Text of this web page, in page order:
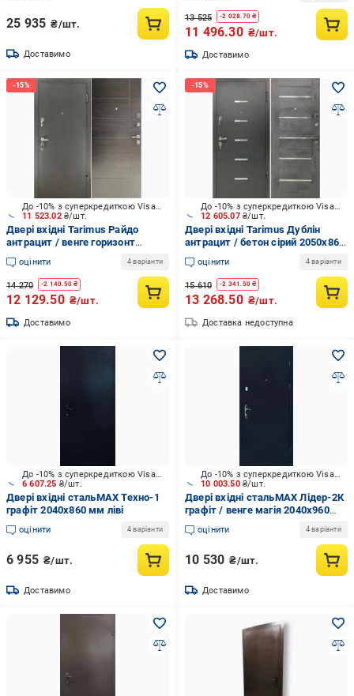
25 935 ₴/шт.
Доставимо
13 525 -2 028.70₴
11 496.30 ₴/шт.
Доставимо
11 523.02 ₴/шт.
До -10% з суперкредиткою Visa Вигода
Двері вхідні Tarimus Райдо
антрацит / венге горизонт
темний 2050х860 мм праві
оцінити 4 варіанти
14 270 -2 140.50 ₴
12 129.50 ₴/шт.
Доставимо
12 605.07 ₴/шт.
До -10% з суперкредиткою Visa Вигода
Двері вхідні Tarimus Дублін
антрацит / бетон сірий 2050х860
мм праві
оцінити 4 варіанти
15 610 -2 341.50₴
13 268.50 ₴/шт.
Доставка недоступна
6 607.25 ₴/шт.
До -10% з суперкредиткою Visa Вигода
Двері вхідні стальMAX Техно-1
графіт 2040х860 мм ліві
оцінити 4 варіанти
6 955 ₴/шт.
Доставимо
10 003.50 ₴/шт.
До -10% з суперкредиткою Visa Вигода
Двері вхідні стальMAX Лідер-2К
графіт / венге магія 2040х960
мм праві
оцінити 4 варіанти
10 530 ₴/шт.
Доставимо